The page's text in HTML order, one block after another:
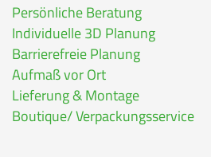
Persönliche Beratung
Individuelle 3D Planung
Barrierefreie Planung
Aufmaß vor Ort
Lieferung & Montage
Boutique/ Verpackungsservice